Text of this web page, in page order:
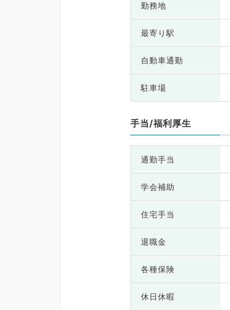
勤務地
最寄り駅
自動車通勤
駐車場
手当/福利厚生
通勤手当
学会補助
住宅手当
退職金
各種保険
休日休暇